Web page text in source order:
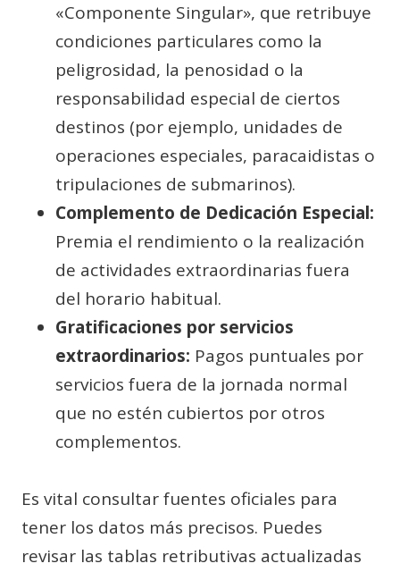
«Componente Singular», que retribuye
condiciones particulares como la
peligrosidad, la penosidad o la
responsabilidad especial de ciertos
destinos (por ejemplo, unidades de
operaciones especiales, paracaidistas o
tripulaciones de submarinos).
Complemento de Dedicación Especial:
Premia el rendimiento o la realización
de actividades extraordinarias fuera
del horario habitual.
Gratificaciones por servicios
extraordinarios: Pagos puntuales por
servicios fuera de la jornada normal
que no estén cubiertos por otros
complementos.
Es vital consultar fuentes oficiales para
tener los datos más precisos. Puedes
revisar las tablas retributivas actualizadas